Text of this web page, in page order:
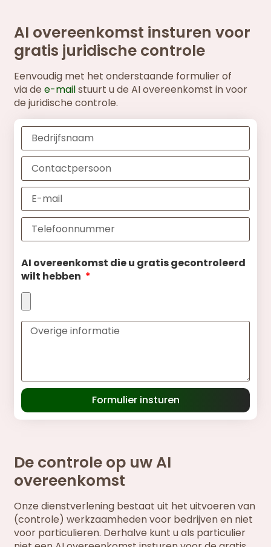
AI overeenkomst insturen voor
gratis juridische controle
Eenvoudig met het onderstaande formulier of
via dee-mailstuurt u de AI overeenkomst in voor
de juridische controle.
AI overeenkomst die u gratis gecontroleerd
wilt hebben
Formulier insturen
De controle op uw AI
overeenkomst
Onze dienstverlening bestaat uit het uitvoeren van
(controle) werkzaamheden voor bedrijven en niet
voor particulieren. Derhalve kunt u als particulier